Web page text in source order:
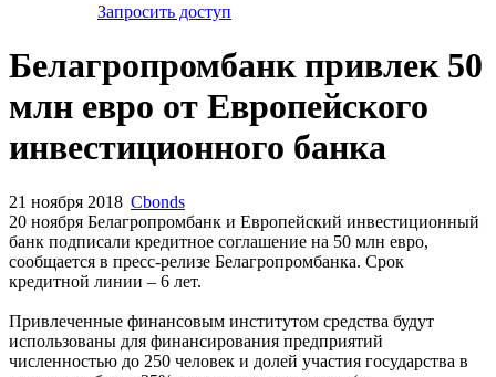
Запросить доступ
Белагропромбанк привлек 50
млн евро от Европейского
инвестиционного банка
21 ноября 2018 Cbonds
20 ноября Белагропромбанк и Европейский инвестиционный
банк подписали кредитное соглашение на 50 млн евро,
сообщается в пресс-релизе Белагропромбанка. Срок
кредитной линии – 6 лет.
Привлеченные финансовым институтом средства будут
использованы для финансирования предприятий
численностью до 250 человек и долей участия государства в